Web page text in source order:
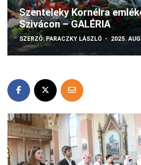
Szenteleky Kornélra
Szivácon – GALÉRIA
SZERZŐ: PARACZKY LÁSZLÓ 2025.